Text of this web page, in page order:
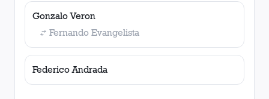
Gonzalo Veron
Fernando Evangelista
Federico Andrada